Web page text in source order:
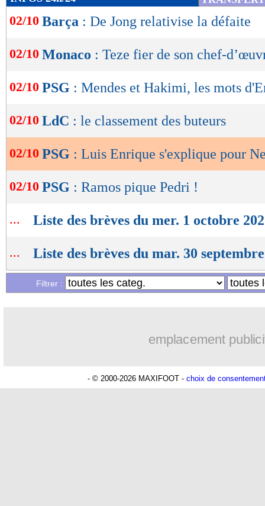
de
lecture
OK
02/10 Barça : De Jong relativise la défaite
02/10 Monaco : Teze fier de son chef-
02/10 PSG : Mendes et Hakimi, les mots
02/10 LdC : le classement des buteurs
02/10 PSG : Luis Enrique s'explique pour
02/10 PSG : Ramos pique Pedri !
... Liste des brèves du mer. 1 octobre
... Liste des brèves du mar. 30
Filtrer :
emplacement
- © 2000-2026 MAXIFOOT - choix de